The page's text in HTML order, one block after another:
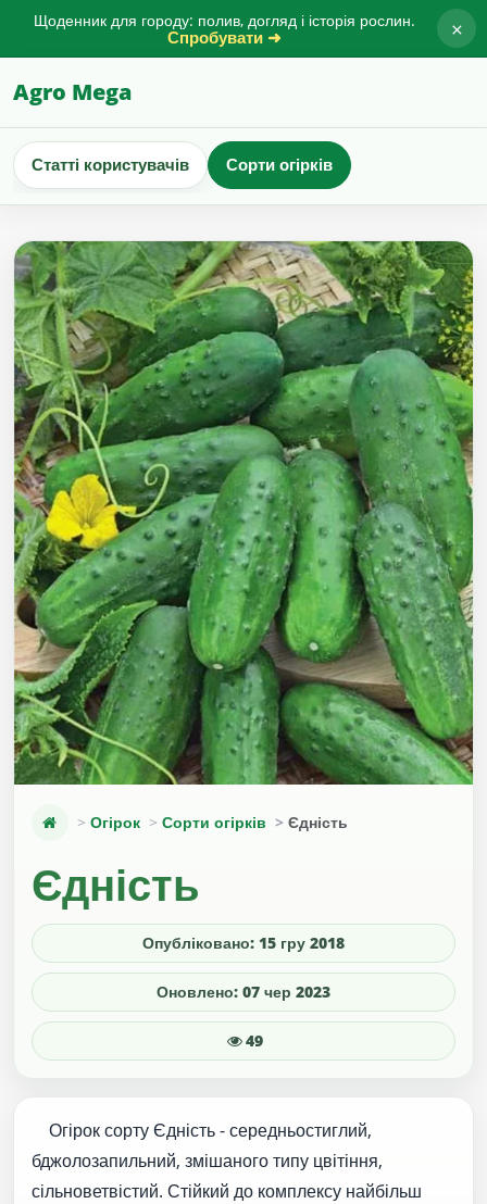
Щоденник для городу: полив, догляд і історія рослин.
Спробувати ➜ ×
Agro Mega
Статті користувачів Сорти огірків
Огірок Сорти огірків Єдність
Єдність
Опубліковано: 15 гру 2018
Оновлено: 07 чер 2023
49
Огірок сорту Єдність - середньостиглий,
бджолозапильний, змішаного типу цвітіння,
сільноветвістий. Стійкий до комплексу найбільш